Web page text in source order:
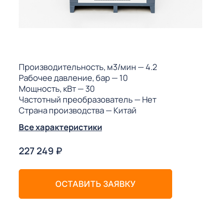
Производительность, м3/мин — 4.2
Рабочее давление, бар— 10
Мощность, кВт— 30
Частотный преобразователь— Нет
Страна производства— Китай
Все характеристики
227 249 ₽
ОСТАВИТЬ ЗАЯВКУ